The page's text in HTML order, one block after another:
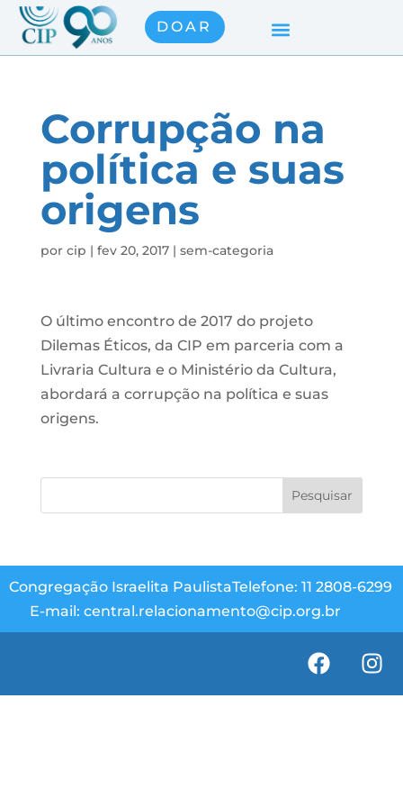
DOAR
Corrupção na
política e suas
origens
por cip | fev 20, 2017| sem-categoria
O último encontro de 2017 do projeto
Dilemas Éticos, da CIP em parceria com a
Livraria Cultura e o Ministério da Cultura,
abordará a corrupção na política e suas
origens.
Congregação Israelita PaulistaTelefone: 11 2808-6299
E-mail: central.relacionamento@cip.org.br